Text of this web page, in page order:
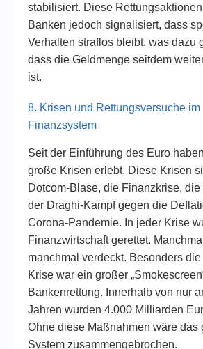
stabilisiert. Diese
Banken jedoch signalisiert, dass
Verhalten straflos bleibt, was dazu
dass die Geldmenge seitdem
ist.
8. Krisen und Rettungsversuche im
Finanzsystem
Seit der Einführung des Euro
große Krisen erlebt. Diese Krisen
Dotcom-Blase, die Finanzkrise, die
der Draghi-Kampf gegen die
Corona-Pandemie. In jeder Krise
Finanzwirtschaft gerettet.
manchmal verdeckt. Besonders
Krise war ein großer
Bankenrettung. Innerhalb von nur
Jahren wurden 4.000 Milliarden
Ohne diese Maßnahmen wäre das
System zusammengebrochen.